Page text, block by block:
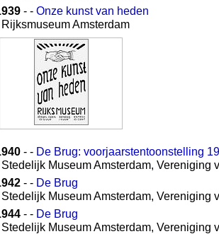
- - Onze kunst van heden
Rijksmuseum Amsterdam
- - De Brug: voorjaarstentoonstelling
Stedelijk Museum Amsterdam,
- - De Brug
Stedelijk Museum Amsterdam,
- - De Brug
Stedelijk Museum Amsterdam,